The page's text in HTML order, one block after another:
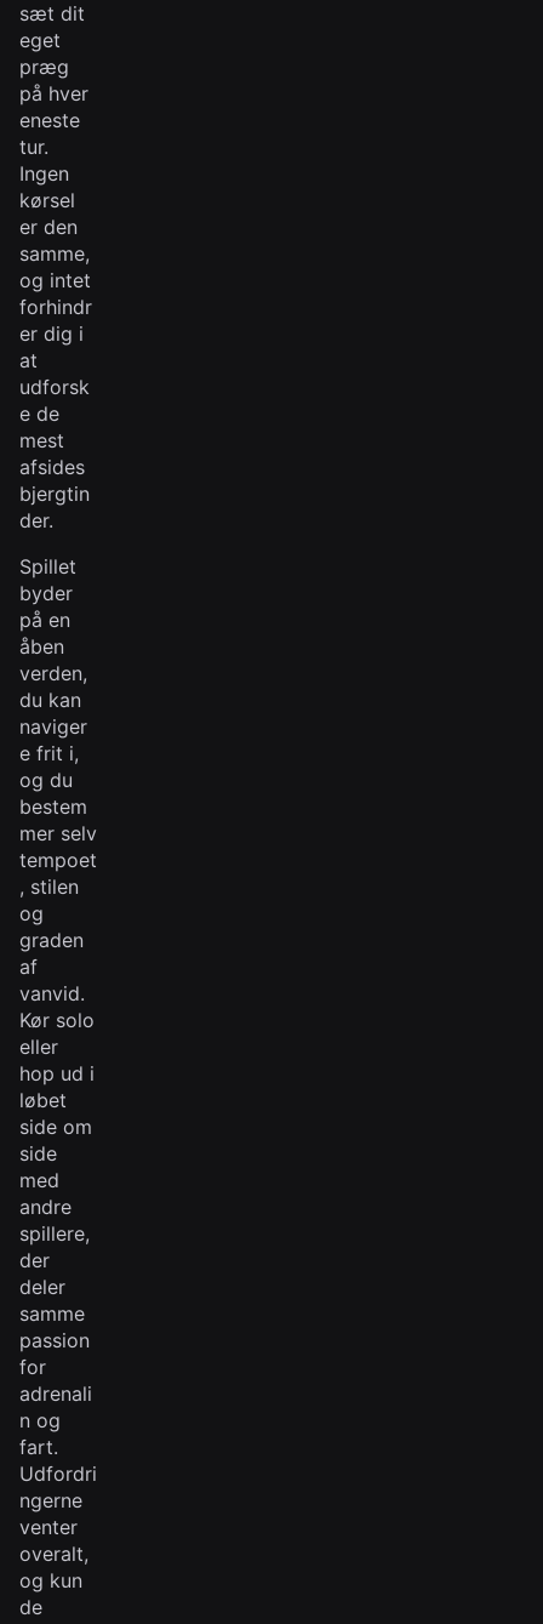
sæt dit
eget
præg
på hver
eneste
tur.
Ingen
kørsel
er den
samme,
og intet
forhindr
er dig i
at
udforsk
e de
mest
afsides
bjergtin
der.
Spillet
byder
på en
åben
verden,
du kan
naviger
e frit i,
og du
bestem
mer selv
tempoet
, stilen
og
graden
af
vanvid.
Kør solo
eller
hop ud i
løbet
side om
side
med
andre
spillere,
der
deler
samme
passion
for
adrenali
n og
fart.
Udfordri
ngerne
venter
overalt,
og kun
de